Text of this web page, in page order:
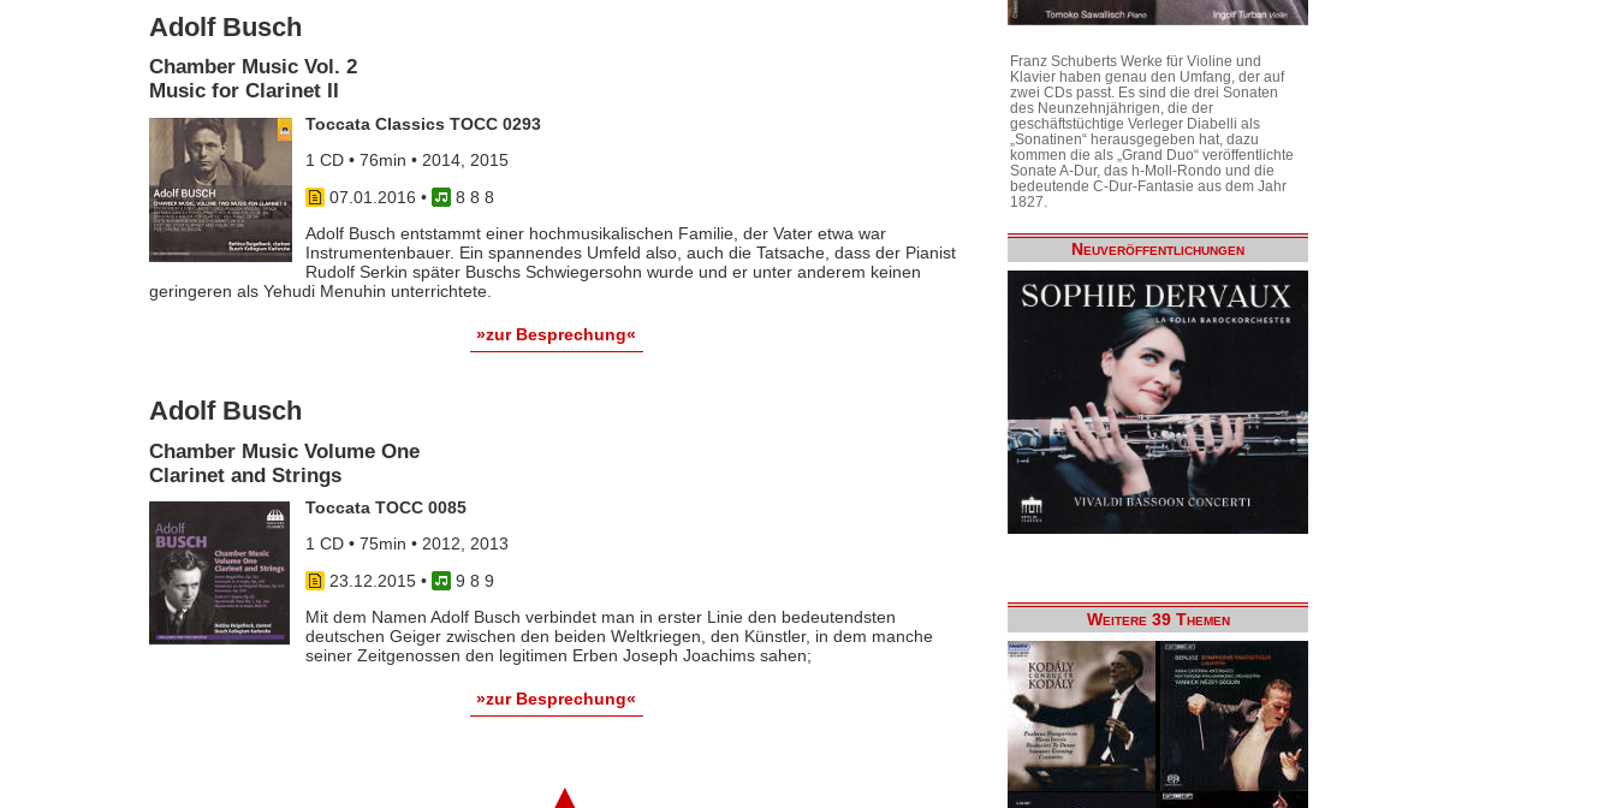
Adolf Busch
Chamber Music Vol. 2
Music for Clarinet II
Toccata Classics TOCC 0293
1 CD • 76min • 2014, 2015
07.01.2016 •
8 8 8
Adolf Busch entstammt einer hochmusikalischen Familie, der Vater etwa war
Instrumentenbauer. Ein spannendes Umfeld also, auch die Tatsache, dass der Pianist
Rudolf Serkin später Buschs Schwiegersohn wurde und er unter anderem keinen
geringeren als Yehudi Menuhin unterrichtete.
»zur Besprechung«
Adolf Busch
Chamber Music Volume One
Clarinet and Strings
Toccata TOCC 0085
1 CD • 75min • 2012, 2013
23.12.2015•
9 8 9
Mit dem Namen Adolf Busch verbindet man in erster Linie den bedeutendsten
deutschen Geiger zwischen den beiden Weltkriegen, den Künstler, in dem manche
seiner Zeitgenossen den legitimen Erben Joseph Joachims sahen;
»zur Besprechung«
▲
Franz Schuberts Werke für Violine und
Klavier haben genau den Umfang, der auf
zwei CDs passt. Es sind die drei Sonaten
des Neunzehnjährigen, die der
geschäftstüchtige Verleger Diabelli als
„Sonatinen“ herausgegeben hat, dazu
kommen die als „Grand Duo“ veröffentlichte
Sonate A-Dur, das h-Moll-Rondo und die
bedeutende C-Dur-Fantasie aus dem Jahr
1827.
Neuveröffentlichungen
Weitere 39 Themen